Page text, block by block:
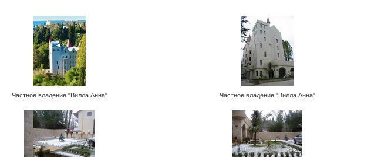
Частное владение "Вилла Анна" Частное владение "Вилла Анна"